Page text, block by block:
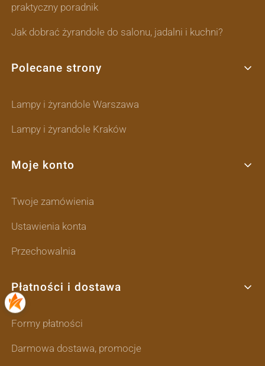
praktyczny poradnik
Jak dobrać żyrandole do salonu, jadalni i kuchni?
Polecane strony
Lampy i żyrandole Warszawa
Lampy i żyrandole Kraków
Moje konto
Twoje zamówienia
Ustawienia konta
Przechowalnia
Płatności i dostawa
Formy płatności
Darmowa dostawa, promocje